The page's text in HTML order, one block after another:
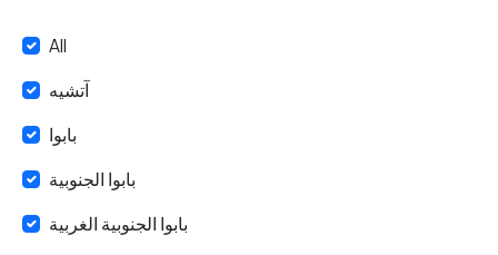
All
آتشيه
بابوا
بابوا الجنوبية
بابوا الجنوبية الغربية